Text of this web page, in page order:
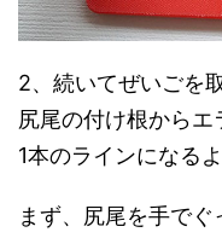
2、続いてぜいごを
尻尾の付け根から
1本のラインになる
まず、尻尾を手で